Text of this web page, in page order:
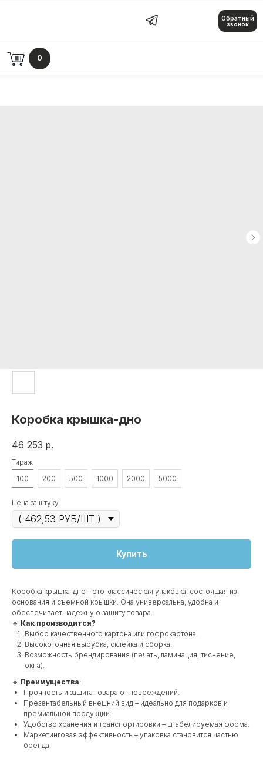
Обратный
звонок
0
Коробка крышка-дно
46 253 р.
Тираж
100
200 500 1000 2000 5000
Цена за штуку
Купить
Коробка крышка-дно – это классическая упаковка, состоящая из
основания и съемной крышки. Она универсальна, удобна и
обеспечивает надежную защиту товара.
🔹 Как производится?
Выбор качественного картона или гофрокартона.
Высокоточная вырубка, склейка и сборка.
Возможность брендирования (печать, ламинация, тиснение,
окна).
🔹 Преимущества:
Прочность и защита товара от повреждений.
Презентабельный внешний вид – идеально для подарков и
премиальной продукции.
Удобство хранения и транспортировки – штабелируемая форма.
Маркетинговая эффективность – упаковка становится частью
бренда.